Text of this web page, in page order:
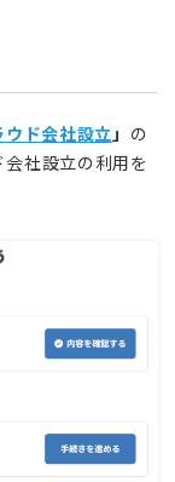
ウド会社設立」 の
会社設立の利用を